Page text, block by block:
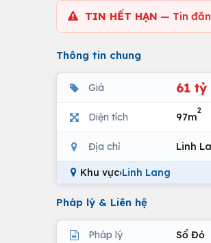
TIN HẾT HẠN — Tin
Thông tin chung
Giá 61 tỷ
Diện tích 97m
2
Địa chỉ Linh
Khu vực›Linh Lang
Pháp lý & Liên hệ
Pháp lý Sổ Đỏ